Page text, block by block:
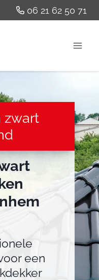
06 21 62 50 71
zwart
een